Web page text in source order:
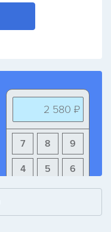
2 580 ₽
9
8
7
6
5
4
+ - /